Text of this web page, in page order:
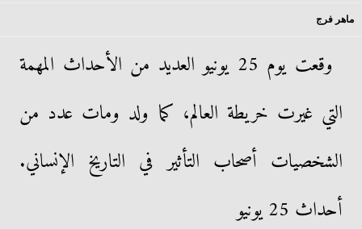
ماهر فرج
وقعت يوم 25 يونيو العديد من الأحداث المهمة
التي غيرت خريطة العالم، كما ولد ومات عدد من
الشخصيات أصحاب التأثير في التاريخ الإنساني.
أحداث 25 يونيو